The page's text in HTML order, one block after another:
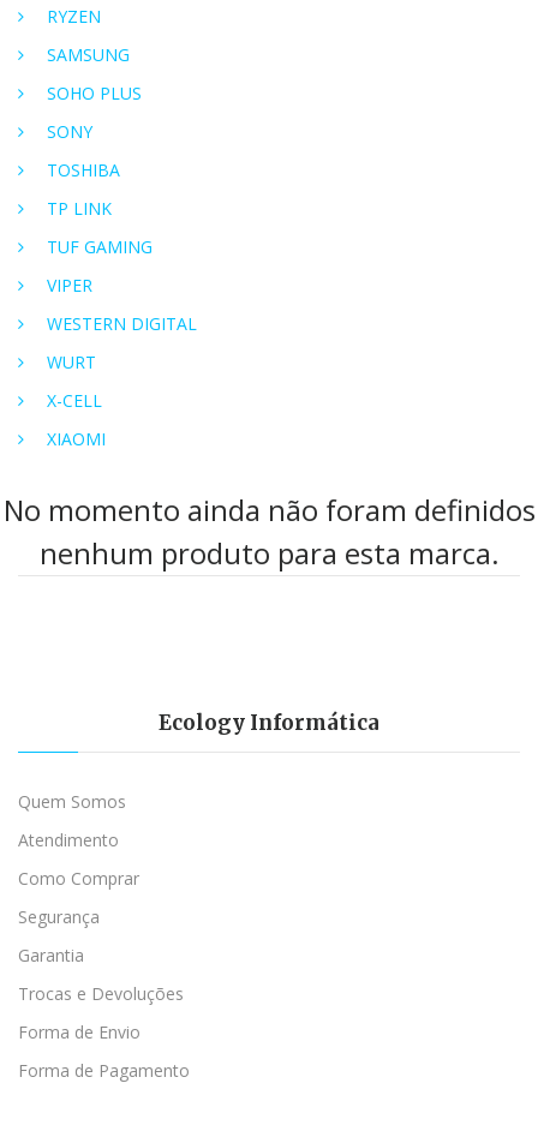
RYZEN
SAMSUNG
SOHO PLUS
SONY
TOSHIBA
TP LINK
TUF GAMING
VIPER
WESTERN DIGITAL
WURT
X-CELL
XIAOMI
No momento ainda não foram definidos
nenhum produto para esta marca.
Ecology Informática
Quem Somos
Atendimento
Como Comprar
Segurança
Garantia
Trocas e Devoluções
Forma de Envio
Forma de Pagamento